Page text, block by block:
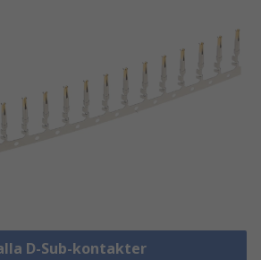
D-Sub-kontakter